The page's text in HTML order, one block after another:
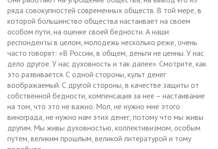
ряда совокупностей современных обществ. В той мере, в
которой большинство общества настаивает на своем
особом пути, на оценке своей бедности. А наши
респонденты в целом, молодежь несколько реже, очень
часто говорят: «В России, в общем, деньги не ценны. У нас
дело другое. У нас духовность и так далее». Смотрите, как
это развивается. С одной стороны, культ денег
воображаемый. С другой стороны, в качестве защиты от
собственной бедности, компенсация за нее – настаивание
на том, что это не важно. Мол, не нужно мне этого
винограда, не нужно нам этих денег, потому что мы живы
другим. Мы живы духовностью, коллективизмом, особым
путем, великим прошлым, великой литературой и тому